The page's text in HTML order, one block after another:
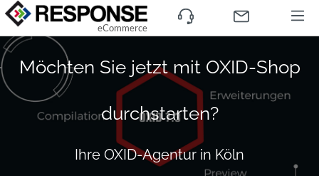
eCommerce
Möchten Sie jetzt mit OXID-Shop
durchstarten?
Ihre OXID-Agentur in Köln